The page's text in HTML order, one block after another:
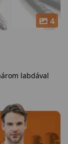
4
labdával